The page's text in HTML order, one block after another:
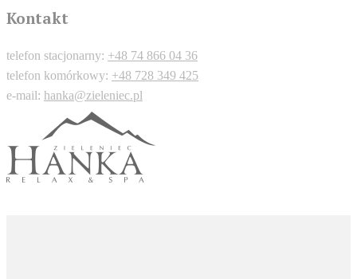
Kontakt
telefon stacjonarny: +48 74 866 04 36
telefon komórkowy: +48 728 349 425
e-mail: hanka@zieleniec.pl